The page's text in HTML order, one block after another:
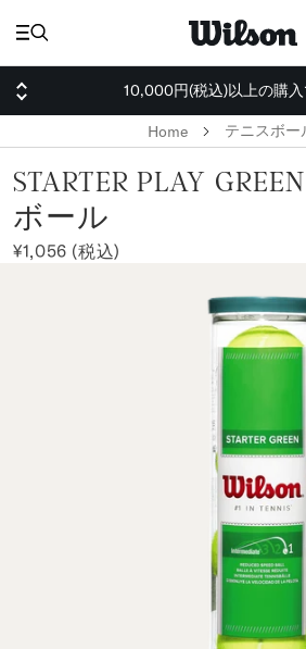
10,000円(税込)以上の購
Home テニスボー
STARTER PLAY
ボール
¥1,056 (税込)